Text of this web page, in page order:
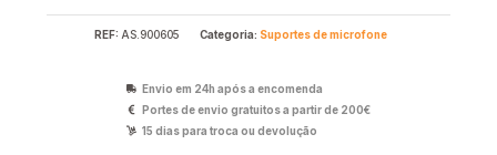
REF: AS.900605 Categoria: Suportes de microfone
Envio em 24h após a encomenda
Portes de envio gratuitos a partir de 200€
15 dias para troca ou devolução